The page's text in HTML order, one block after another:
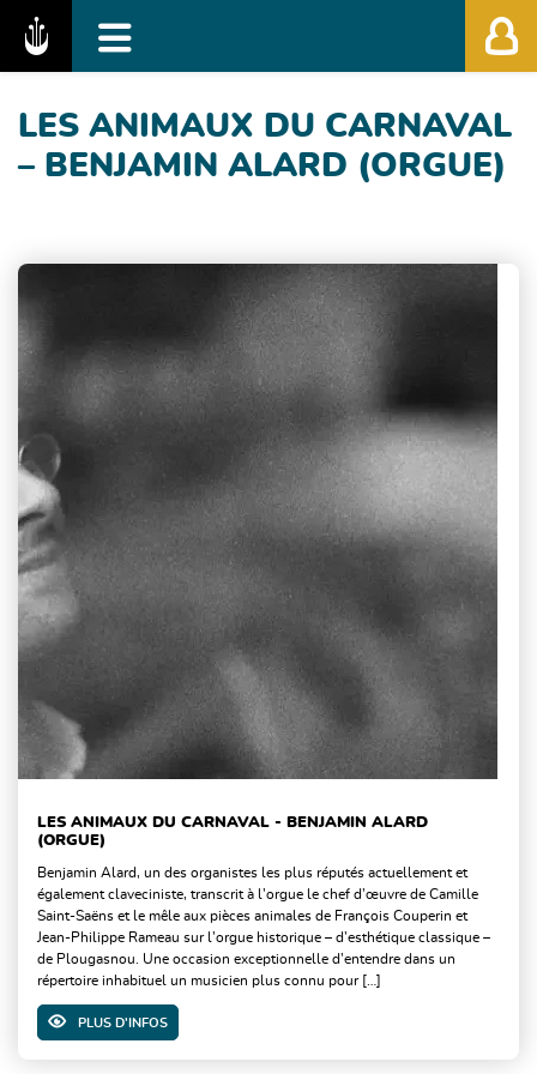
Fédération des Festivals de Musique
LES ANIMAUX DU CARNAVAL
– BENJAMIN ALARD (ORGUE)
LES ANIMAUX DU CARNAVAL - BENJAMIN ALARD
(ORGUE)
Benjamin Alard, un des organistes les plus réputés actuellement et
également claveciniste, transcrit à l’orgue le chef d’œuvre de Camille
Saint-Saëns et le mêle aux pièces animales de François Couperin et
Jean-Philippe Rameau sur l’orgue historique – d’esthétique classique –
de Plougasnou. Une occasion exceptionnelle d’entendre dans un
répertoire inhabituel un musicien plus connu pour […]
PLUS D'INFOS